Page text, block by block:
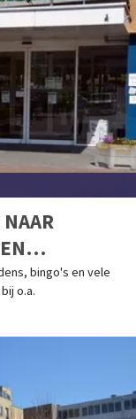
bingo's en vele
o.a.